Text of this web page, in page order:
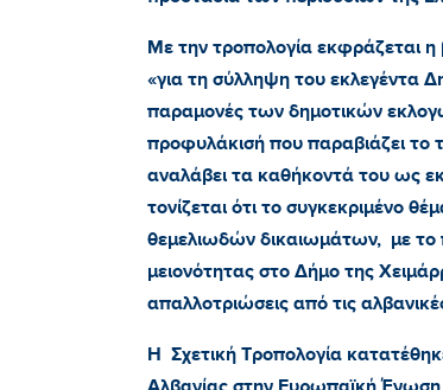
Με την τροπολογία εκφράζεται
«για τη σύλληψη του εκλεγέντα
παραμονές των δημοτικών
προφυλάκισή που παραβιάζει το
αναλάβει τα καθήκοντά του ως
τονίζεται ότι το συγκεκριμένο
θεμελιωδών δικαιωμάτων, με το
μειονότητας στο Δήμο της
απαλλοτριώσεις από τις
Η Σχετική Τροπολογία